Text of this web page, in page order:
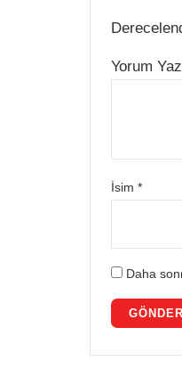
Yorum
İsim*
Daha